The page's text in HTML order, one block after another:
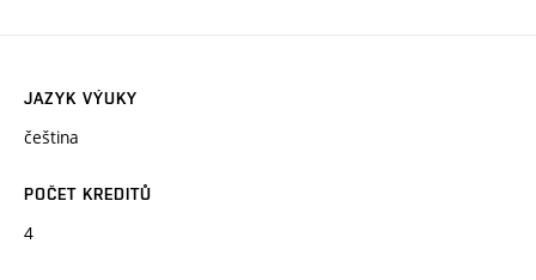
JAZYK VÝUKY
čeština
POČET KREDITŮ
4